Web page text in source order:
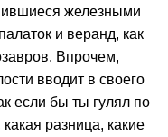
железными
и веранд, как
Впрочем,
вводит в своего
если бы ты гулял по
разница, какие